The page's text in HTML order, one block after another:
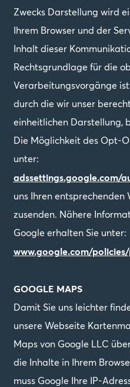
Zwecks Darstellung wird
Ihrem Browser und der
Inhalt dieser
Rechtsgrundlage für die
Verarbeitungsvorgänge ist
durch die wir unser
einheitlichen Darstellung,
Die Möglichkeit des Opt-
unter:
adssettings.google.com/
uns Ihren
zusenden. Nähere
Google erhalten Sie unter:
www.google.com/
GOOGLE MAPS
Damit Sie uns leichter
unsere Webseite
Maps von Google LLC
die Inhalte in Ihrem
muss Google Ihre IP-